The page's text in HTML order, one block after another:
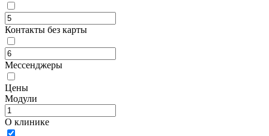
Контакты без карты
Мессенджеры
Цены
Модули
О клинике